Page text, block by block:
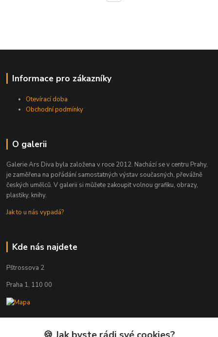
Informace pro zákazníky
Otevírací doba
Obchodní podmínky
O galerii
Galerie Ars Diva byla založena v roce 2012. Nachází se v centru Prahy,
je zaměřena na pořádání samostatných výstav současných, převážně
českých umělců. V galerii si můžete zakoupit volnou grafiku, obrazy,
plastiky, knihy.
Jak to u nás vypadá?
Kde nás najdete
Pštrossova 2
Praha 1, 110 00